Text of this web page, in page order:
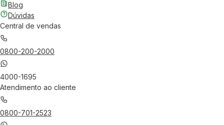
Blog
Dúvidas
Central de vendas
0800-200-2000
4000-1695
Atendimento ao cliente
0800-701-2523